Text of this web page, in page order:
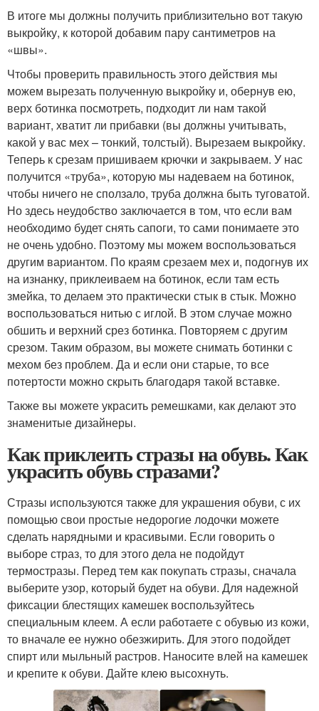
В итоге мы должны получить приблизительно вот такую
выкройку, к которой добавим пару сантиметров на
«швы».
Чтобы проверить правильность этого действия мы
можем вырезать полученную выкройку и, обернув ею,
верх ботинка посмотреть, подходит ли нам такой
вариант, хватит ли прибавки (вы должны учитывать,
какой у вас мех – тонкий, толстый). Вырезаем выкройку.
Теперь к срезам пришиваем крючки и закрываем. У нас
получится «труба», которую мы надеваем на ботинок,
чтобы ничего не сползало, труба должна быть туговатой.
Но здесь неудобство заключается в том, что если вам
необходимо будет снять сапоги, то сами понимаете это
не очень удобно. Поэтому мы можем воспользоваться
другим вариантом. По краям срезаем мех и, подогнув их
на изнанку, приклеиваем на ботинок, если там есть
змейка, то делаем это практически стык в стык. Можно
воспользоваться нитью с иглой. В этом случае можно
обшить и верхний срез ботинка. Повторяем с другим
срезом. Таким образом, вы можете снимать ботинки с
мехом без проблем. Да и если они старые, то все
потертости можно скрыть благодаря такой вставке.
Также вы можете украсить ремешками, как делают это
знаменитые дизайнеры.
Как приклеить стразы на обувь. Как
украсить обувь стразами?
Стразы используются также для украшения обуви, с их
помощью свои простые недорогие лодочки можете
сделать нарядными и красивыми. Если говорить о
выборе страз, то для этого дела не подойдут
термостразы. Перед тем как покупать стразы, сначала
выберите узор, который будет на обуви. Для надежной
фиксации блестящих камешек воспользуйтесь
специальным клеем. А если работаете с обувью из кожи,
то вначале ее нужно обезжирить. Для этого подойдет
спирт или мыльный растров. Наносите влей на камешек
и крепите к обуви. Дайте клею высохнуть.